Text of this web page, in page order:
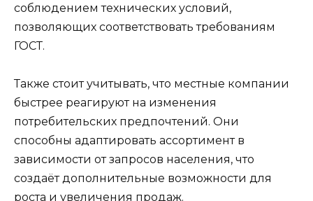
соблюдением технических условий,
позволяющих соответствовать требованиям
ГОСТ.
Также стоит учитывать, что местные компании
быстрее реагируют на изменения
потребительских предпочтений. Они
способны адаптировать ассортимент в
зависимости от запросов населения, что
создаёт дополнительные возможности для
роста и увеличения продаж.